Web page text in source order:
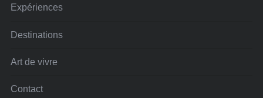
Expériences
Destinations
Art de vivre
Contact